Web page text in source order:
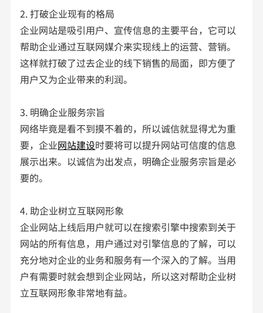
2. 打破企业现有的格局
企业网站是吸引用户、宣传信息的主要平台，它可以
帮助企业通过互联网媒介来实现线上的运营、营销。
这样就打破了过去企业的线下销售的局面，即方便了
用户又为企业带来的利润。
3. 明确企业服务宗旨
网络毕竟是看不到摸不着的，所以诚信就显得尤为重
要，企业网站建设时要将可以提升网站可信度的信息
展示出来。以诚信为出发点，明确企业服务宗旨是必
要的。
4. 助企业树立互联网形象
企业网站上线后用户就可以在搜索引擎中搜索到关于
网站的所有信息，用户通过对引擎信息的了解，可以
充分地对企业的业务和服务有一个深入的了解。当用
户有需要时就会想到企业网站，所以这对帮助企业树
立互联网形象非常地有益。